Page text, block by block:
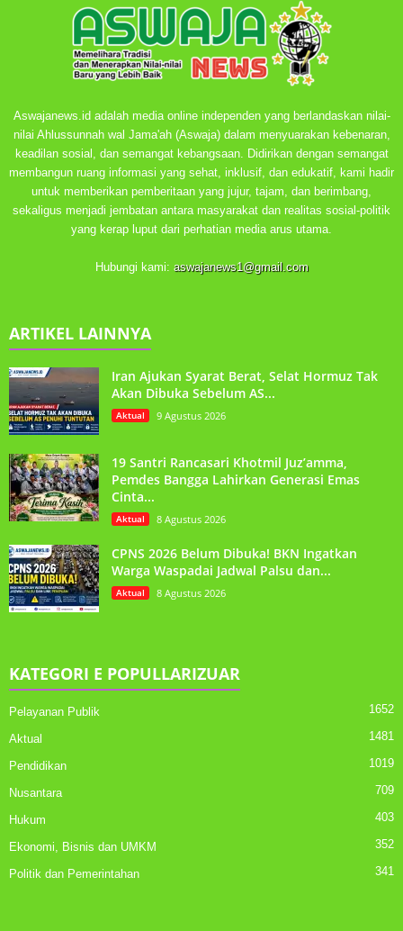
Aswajanews.id adalah media online independen yang berlandaskan nilai-
nilai Ahlussunnah wal Jama'ah (Aswaja) dalam menyuarakan kebenaran,
keadilan sosial, dan semangat kebangsaan. Didirikan dengan semangat
membangun ruang informasi yang sehat, inklusif, dan edukatif, kami hadir
untuk memberikan pemberitaan yang jujur, tajam, dan berimbang,
sekaligus menjadi jembatan antara masyarakat dan realitas sosial-politik
yang kerap luput dari perhatian media arus utama.
Hubungi kami: aswajanews1@gmail.com
ARTIKEL LAINNYA
Iran Ajukan Syarat Berat, Selat Hormuz Tak
Akan Dibuka Sebelum AS...
Aktual 9 Agustus 2026
19 Santri Rancasari Khotmil Juz’amma,
Pemdes Bangga Lahirkan Generasi Emas
Cinta...
Aktual 8 Agustus 2026
CPNS 2026 Belum Dibuka! BKN Ingatkan
Warga Waspadai Jadwal Palsu dan...
Aktual 8 Agustus 2026
KATEGORI E POPULLARIZUAR
Pelayanan Publik 1652
Aktual 1481
Pendidikan 1019
Nusantara 709
Hukum 403
Ekonomi, Bisnis dan UMKM 352
Politik dan Pemerintahan 341